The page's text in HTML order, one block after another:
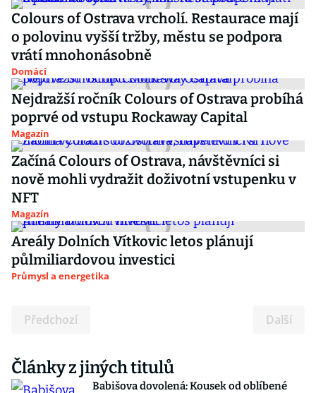
Colours of Ostrava vrcholí. Restaurace mají
o polovinu vyšší tržby, městu se podpora
vrátí mnohonásobně
Domácí
Nejdražší ročník Colours of Ostrava probíhá
poprvé od vstupu Rockaway Capital
Magazín
Začíná Colours of Ostrava, návštěvníci si
nově mohli vydražit doživotní vstupenku v
NFT
Magazín
Areály Dolních Vítkovic letos plánují
půlmiliardovou investici
Průmysl a energetika
Předchozí Další
Články z jiných titulů
Babišova dovolená: Kousek od oblíbené